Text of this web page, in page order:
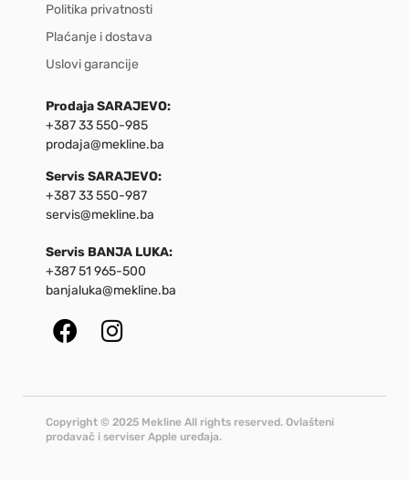
Politika privatnosti
Plaćanje i dostava
Uslovi garancije
Prodaja SARAJEVO:
+387 33 550-985
prodaja@mekline.ba
Servis SARAJEVO:
+387 33 550-987
servis@mekline.ba
Servis BANJA LUKA:
+387 51 965-500
banjaluka@mekline.ba
Copyright © 2025 Mekline All rights reserved. Ovlašteni
prodavač i serviser Apple uređaja.